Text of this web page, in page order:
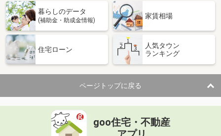
間取り
山形県山形市東青田３丁目
住 所
山形県山形市東青田３丁目
専有面積 55m²
間取り
3DK
山形県山形市南四番町
価 格
暮らしのデータ
(補助金・助成金情報)
家賃相場
住宅ローン
人気タウン
ランキング
ページトップに戻る
goo住宅・不動産